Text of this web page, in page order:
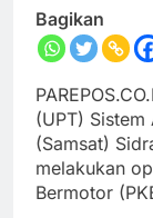
Bagikan
(UPT)
(Samsat)
melakukan
Bermotor